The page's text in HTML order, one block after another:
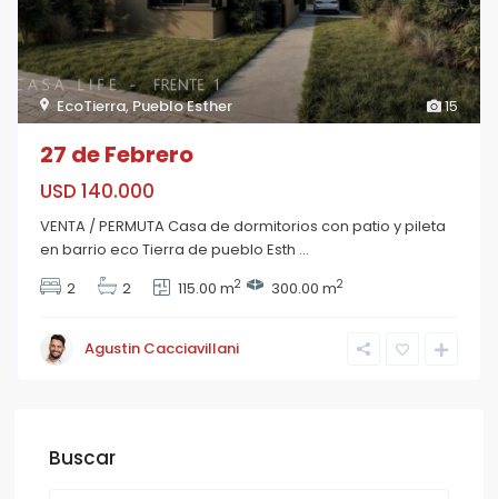
15
EcoTierra, Pueblo Esther
27 de Febrero
USD 140.000
VENTA / PERMUTA Casa de dormitorios con patio y pileta
en barrio eco Tierra de pueblo Esth ...
2
2 115.00 m2 300.00 m2
Agustin Cacciavillani
Buscar